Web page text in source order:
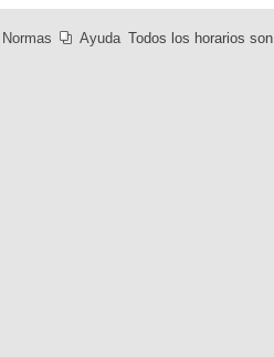
Todos los horarios son
Ayuda
Normas